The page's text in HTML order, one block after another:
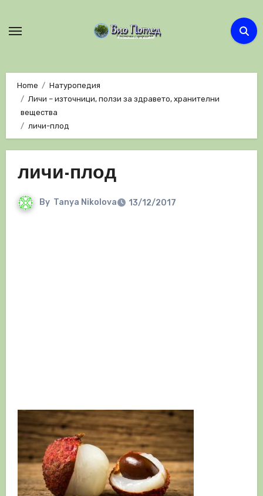
Home
Натуропедия
Личи – източници, ползи за здравето, хранителни
вещества
личи-плод
личи-плод
By Tanya Nikolova 13/12/2017